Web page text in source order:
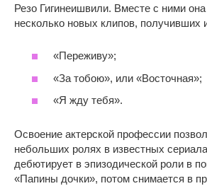
Резо Гигинеишвили. Вместе с ними
несколько новых клипов, получивших
«Переживу»;
«За тобою», или «Восточная»;
«Я жду тебя».
Освоение актерской профессии
небольших ролях в известных
дебютирует в эпизодической роли в
«Папины дочки», потом снимается в